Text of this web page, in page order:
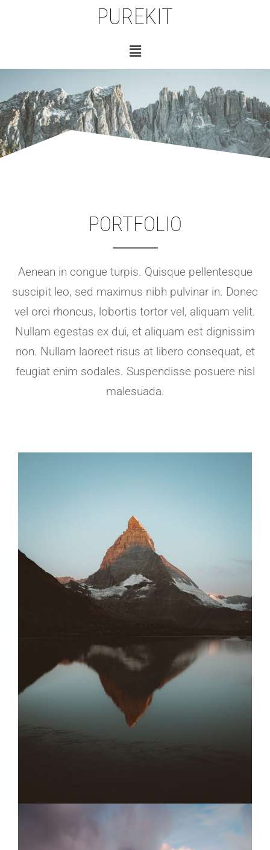
PUREKIT
PORTFOLIO
Aenean in congue turpis. Quisque pellentesque
suscipit leo, sed maximus nibh pulvinar in. Donec
vel orci rhoncus, lobortis tortor vel, aliquam velit.
Nullam egestas ex dui, et aliquam est dignissim
non. Nullam laoreet risus at libero consequat, et
feugiat enim sodales. Suspendisse posuere nisl
malesuada.